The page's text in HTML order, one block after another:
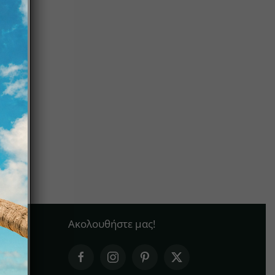
Ακολουθήστε μας!